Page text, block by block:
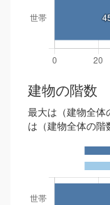
建物の階数
最大は（建物全
は（建物全体の階